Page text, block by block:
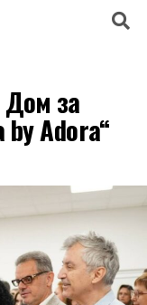
Дом за
Adora“